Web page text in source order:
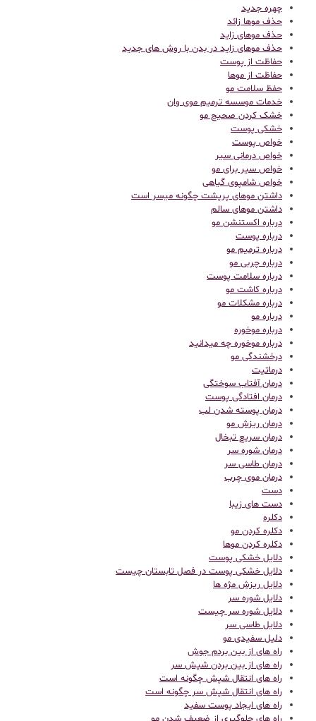
چهره جدید
حذف موها زائد
حذف موهای زاید
حذف موهای زاید در بدن با روش های جدید
حفاظت از پوست
حفاظت از موها
حفظ سلامت مو
خدمات موسسه ترمیم موی وان
خشک کردن صحیح مو
خشکی پوست
خواص پوست
خواص درمانی سیر
خواص سیر برای مو
خواص شامپوی گیاهی
داشتن موهای پرپشت چگونه میسر است
داشتن موهای سالم
درباره اکستنشن مو
درباره پوست
درباره ترمیم مو
درباره چربی مو
درباره سلامت پوست
درباره کاشت مو
درباره مشکلات مو
درباره مو
درباره موخوره
درباره موخوره چه میدانید
درخشندگی مو
درماتیت
درمان آفتاب سوختگی
درمان افتادگی پوست
درمان پوسته شدن لب
درمان ریزش مو
درمان سریع تبخال
درمان شوره سر
درمان طاسی سر
درمان موی چرب
دست
دست های زیبا
دکلره
دکلره کردن مو
دکلره کردن موها
دلایل خشکی پوست
دلایل خشکی پوست در فصل تابستان چیست
دلایل ریزش مژه ها
دلایل شوره سر
دلایل شوره سر چیست
دلایل طاسی سر
دلیل سفیدی مو
راه های از بین بردم جوش
راه های از بین بردن شپش سر
راه های انتقال شپش چگونه است
راه های انتقال شپش سر چگونه است
راه های ایجاد پوست سفید